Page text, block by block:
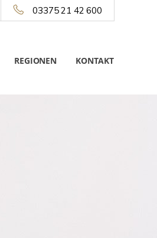
03375 21 42 600
REGIONEN KONTAKT